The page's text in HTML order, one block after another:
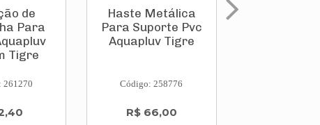
de
Para
Tigre
261270
Haste Metálica
Para Suporte Pvc
Aquapluv Tigre
Código: 258776
R$ 66,00